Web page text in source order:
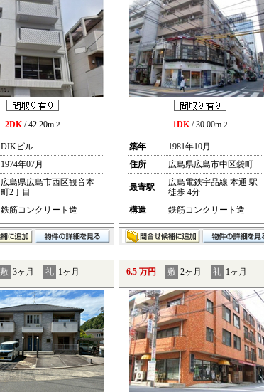
2DK/ 42.20m 2
DIKビル
1974年07月
広島県広島市西区観音本
町2丁目
鉄筋コンクリート造
1DK/ 30.00m 2
築年
1981年10月
住所
広島県広島市中区袋町
最寄駅
広島電鉄宇品線 本通 駅
徒歩 4分
構造
鉄筋コンクリート造
敷 3ヶ月 礼 1ヶ月 6.5 万円 敷 2ヶ月 礼 1ヶ月